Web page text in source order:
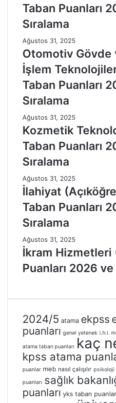
Taban Puanları
Sıralama
Ağustos 31, 2025
Otomotiv Gövde
İşlem
Taban Puanları
Sıralama
Ağustos 31, 2025
Kozmetik
Taban Puanları
Sıralama
Ağustos 31, 2025
İlahiyat
Taban Puanları
Sıralama
Ağustos 31, 2025
İkram Hizmetleri
Puanları 2026 ve
2024/5 atama ekpss
puanları genel yetenek i.h.l.
atama taban puanları kaç
kpss atama
puanlar meb nasıl çalışılır psikoloji
puanları sağlık
puanları yks taban